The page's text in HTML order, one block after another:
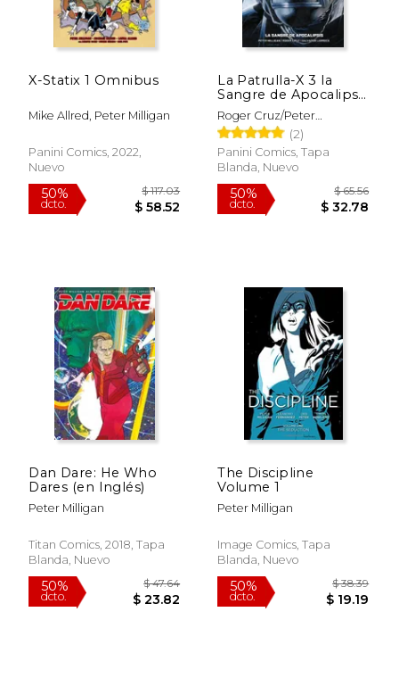
50%
dcto. $ 19.96
50%
dcto.
X-Statix 1 Omnibus
Mike Allred, Peter Milligan
Panini Comics, 2022,
Nuevo
La Patrulla-X 3 la
Sangre de Apocalipsis
Marvel Must-Have
Roger Cruz/Peter
Milligan/Salvador Larro
(2)
Panini Comics, Tapa
Blanda, Nuevo
Dan Dare: He Who
Dares (en Inglés)
Peter Milligan
Titan Comics, 2018, Tapa
Blanda, Nuevo
The Discipline
Volume 1
Peter Milligan
Image Comics, Tapa
Blanda, Nuevo